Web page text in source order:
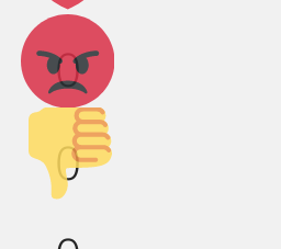
0
Агрессия!
0
Палец
вниз!